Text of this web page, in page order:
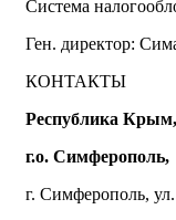
Система
Ген. директор:
КОНТАКТЫ
Республика Крым,
г.о. Симферополь,
г. Симферополь,